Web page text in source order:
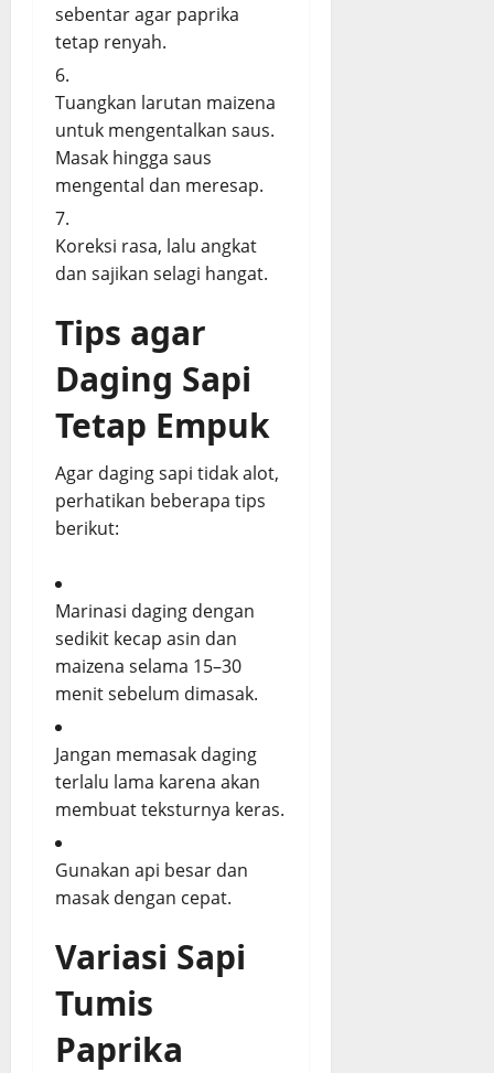
sebentar agar paprika
tetap renyah.
Tuangkan larutan maizena
untuk mengentalkan saus.
Masak hingga saus
mengental dan meresap.
Koreksi rasa, lalu angkat
dan sajikan selagi hangat.
Tips agar
Daging Sapi
Tetap Empuk
Agar daging sapi tidak alot,
perhatikan beberapa tips
berikut:
Marinasi daging dengan
sedikit kecap asin dan
maizena selama 15–30
menit sebelum dimasak.
Jangan memasak daging
terlalu lama karena akan
membuat teksturnya keras.
Gunakan api besar dan
masak dengan cepat.
Variasi Sapi
Tumis
Paprika